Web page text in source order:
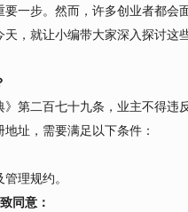
一步。然而，许多创业者都
，就让小编带大家深入探讨这些
第二百七十九条，业主不得
址，需要满足以下条件：
理规约。
同意：